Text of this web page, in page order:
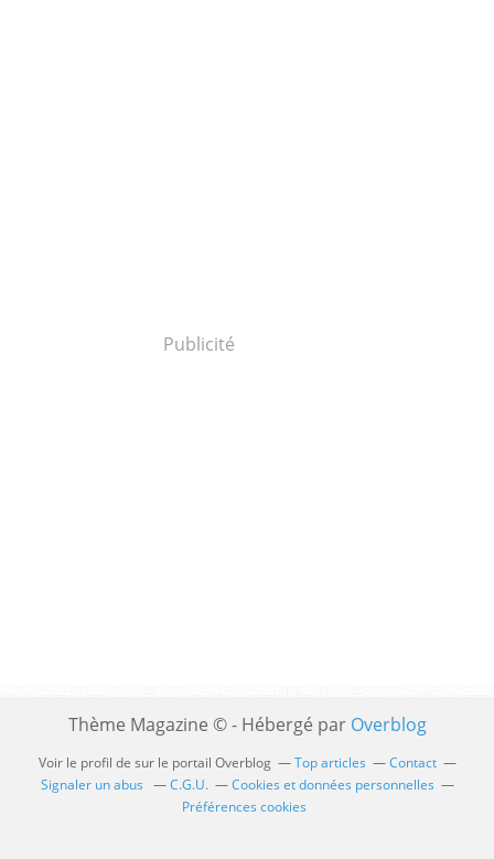
Publicité
Thème Magazine © - Hébergé par Overblog
Voir le profil de sur le portail Overblog Top articles
Contact
Signaler un abus
C.G.U.
Cookies et données personnelles
Préférences cookies